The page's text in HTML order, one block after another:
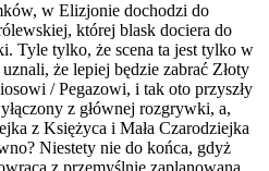
w Elizjonie dochodzi do
której blask dociera do
Tyle tylko, że scena ta jest tylko w
że lepiej będzie zabrać Złoty
/ Pegazowi, i tak oto przyszły
z głównej rozgrywki, a,
z Księżyca i Mała Czarodziejka
Niestety nie do końca, gdyż